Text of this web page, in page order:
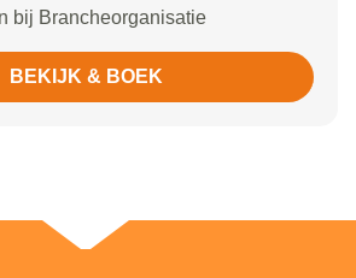
bij Brancheorganisatie
BEKIJK & BOEK